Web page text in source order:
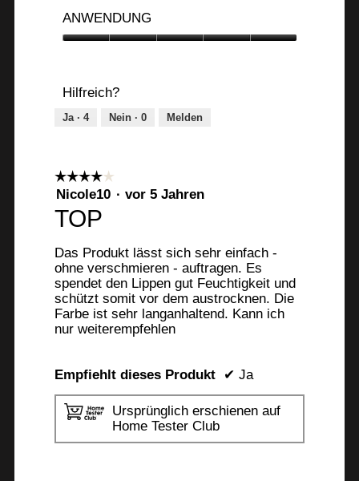
5
von
5
ANWENDUNG
5Hilfreich?
Ja · 4 Nein · 0 Melden
☆☆☆☆☆
☆☆☆☆☆
4Nicole10 · vor 5 Jahren
TOP
Das Produkt lässt sich sehr einfach -
ohne verschmieren - auftragen. Es
spendet den Lippen gut Feuchtigkeit und
schützt somit vor dem austrocknen. Die
Farbe ist sehr langanhaltend. Kann ich
nur weiterempfehlen
Empfiehlt dieses Produkt ✔ Ja
Ursprünglich erschienen auf
Home Tester Club